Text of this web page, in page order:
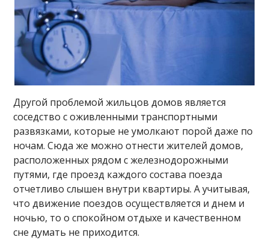
Другой проблемой жильцов домов является
соседство с оживленными транспортными
развязками, которые не умолкают порой даже по
ночам. Сюда же можно отнести жителей домов,
расположенных рядом с железнодорожными
путями, где проезд каждого состава поезда
отчетливо слышен внутри квартиры. А учитывая,
что движение поездов осуществляется и днем и
ночью, то о спокойном отдыхе и качественном
сне думать не приходится.